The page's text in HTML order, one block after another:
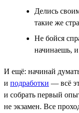
Делись
такие же
Не бойся
начинаешь,
И ещё: начинай
и подработки — всё
и собрать первый
не экзамен. Все